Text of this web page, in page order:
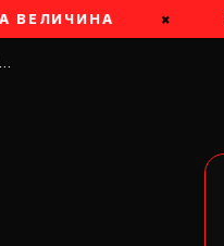
ВЕЛИЧИНА ×
…